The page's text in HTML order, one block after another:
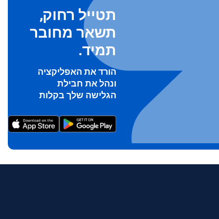
To
in
תטייל רחוק,
תשאר מחובר
תמיד.
הורד את האפליקציה
ונהל את חבילת
הגלישה שלך בקלות